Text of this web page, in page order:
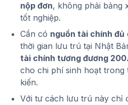
nộp đơn, không phải bảng
tốt nghiệp.
Cần có nguồn tài chính đủ
thời gian lưu trú tại Nhật
tài chính tương đương
cho chi phí sinh hoạt trong
kiến.
Với tư cách lưu trú này chỉ